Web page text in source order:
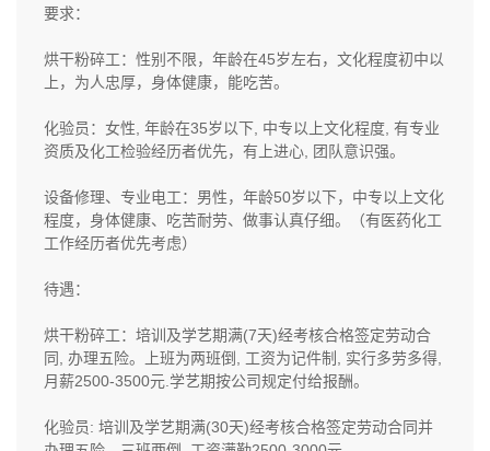
要求：
烘干粉碎工：性别不限，年龄在45岁左右，文化程度初中以
上，为人忠厚，身体健康，能吃苦。
化验员：女性, 年龄在35岁以下, 中专以上文化程度, 有专业
资质及化工检验经历者优先，有上进心, 团队意识强。
设备修理、专业电工：男性，年龄50岁以下，中专以上文化
程度，身体健康、吃苦耐劳、做事认真仔细。（有医药化工
工作经历者优先考虑）
待遇：
烘干粉碎工：培训及学艺期满(7天)经考核合格签定劳动合
同, 办理五险。上班为两班倒, 工资为记件制, 实行多劳多得,
月薪2500-3500元.学艺期按公司规定付给报酬。
化验员: 培训及学艺期满(30天)经考核合格签定劳动合同并